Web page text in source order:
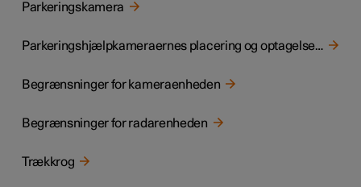
Parkeringskamera
Parkeringshjælpkameraernes placering og optagelsesområde
Begrænsninger for kameraenheden
Begrænsninger for radarenheden
Trækkrog